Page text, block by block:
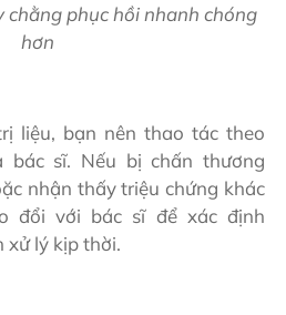
chằng phục hồi nhanh chóng
hơn
liệu, bạn nên thao tác theo
bác sĩ. Nếu bị chấn thương
nhận thấy triệu chứng khác
đổi với bác sĩ để xác định
xử lý kịp thời.